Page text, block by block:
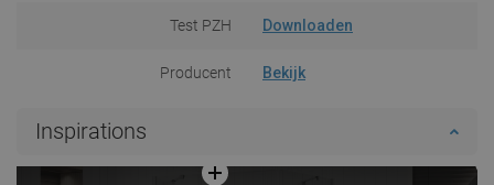
Test PZH Downloaden
Producent Bekijk
Inspirations